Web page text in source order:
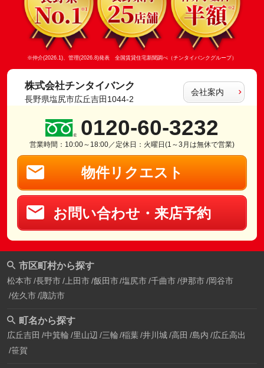
※仲介(2026.1)、管理(2026.8)発表 全国賃貸住宅新聞調べ（チンタイバンクグループ）
株式会社チンタイバンク
長野県塩尻市広丘吉田1044-2
会社案内
0120-60-3232
営業時間：10:00～18:00／定休日：火曜日(1～3月は無休で営業)
物件リクエスト
お問い合わせ・来店予約
市区町村から探す
松本市 長野市 上田市 飯田市 塩尻市 千曲市 伊那市 岡谷市
佐久市 諏訪市
町名から探す
広丘吉田 中箕輪 里山辺 三輪 稲葉 井川城 高田 島内 広丘高出
笹賀